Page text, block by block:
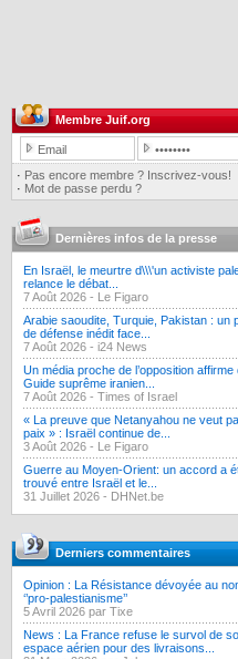
Membre Juif.org
· Pas encore membre ? Inscrivez-vous!
· Mot de passe perdu ?
Dernières infos de la presse
En Israël, le meurtre d\\\'un activiste
relance le débat...
7 Août 2026 - Le Figaro
Arabie saoudite, Turquie, Pakistan : un
de défense inédit face...
7 Août 2026 - i24 News
Un média proche de l’opposition affirme
Guide suprême iranien...
7 Août 2026 - Times of Israel
« La preuve que Netanyahou ne veut
paix » : Israël continue de...
3 Août 2026 - Le Figaro
Guerre au Moyen-Orient: un accord a
trouvé entre Israël et le...
31 Juillet 2026 - DHNet.be
Derniers commentaires
Opinion : La Résistance dévoyée au
‘’pro-palestianisme’’
5 Avril 2026 par Tixe
News : La France refuse le survol de
espace aérien pour des livraisons...